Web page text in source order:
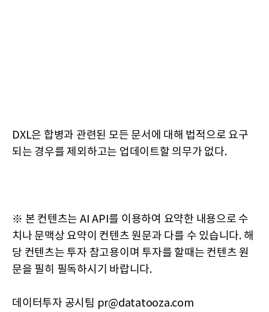
DXL은 합병과 관련된 모든 문서에 대해 법적으로 요구
되는 경우를 제외하고는 업데이트할 의무가 없다.
※ 본 컨텐츠는 AI API를 이용하여 요약한 내용으로 수
치나 문맥상 요약이 컨텐츠 원문과 다를 수 있습니다. 해
당 컨텐츠는 투자 참고용이며 투자를 할때는 컨텐츠 원
문을 필히 필독하시기 바랍니다.
데이터투자 공시팀 pr@datatooza.com